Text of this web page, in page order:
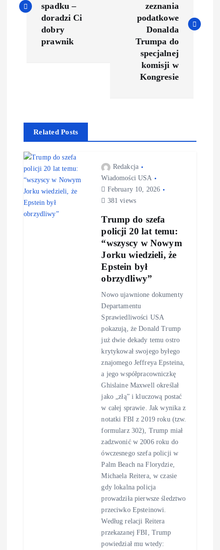
spadku –
doradzi Ci
dobry
prawnik
zeznania
podatkowe
Donalda
Trumpa do
specjalnej
komisji w
Kongresie
Related Posts
Redakcja
Wiadomości USA
February 10, 2026
381 views
Trump do szefa
policji 20 lat temu:
“wszyscy w Nowym
Jorku wiedzieli, że
Epstein był
obrzydliwy”
Nowo ujawnione dokumenty
Departamentu
Sprawiedliwości USA
pokazują, że Donald Trump
już dwie dekady temu ostro
krytykował swojego byłego
znajomego Jeffreya Epsteina,
a jego współpracowniczkę
Ghislaine Maxwell określał
jako „złą” i kluczową postać
w całej sprawie. Jak wynika z
notatki FBI z 2019 roku (tzw.
formularz 302), Trump miał
zadzwonić w 2006 roku do
ówczesnego szefa policji w
Palm Beach na Florydzie,
Michaela Reitera, w czasie
gdy lokalna policja
prowadziła pierwsze śledztwo
przeciwko Epsteinowi.
Według relacji Reitera
przekazanej FBI, Trump
powiedział mu wtedy: